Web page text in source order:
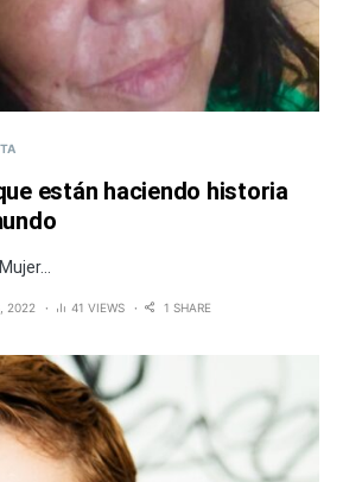
están haciendo historia
2022 41 VIEWS 1 SHARE